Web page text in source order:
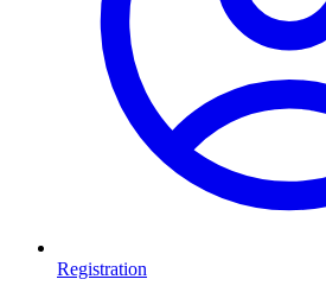
Registration